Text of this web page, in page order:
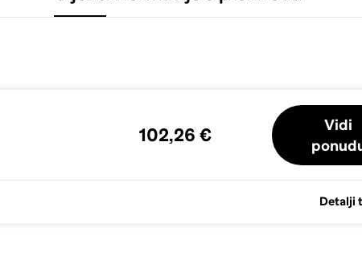
102,26 €
Vidi
Detalji